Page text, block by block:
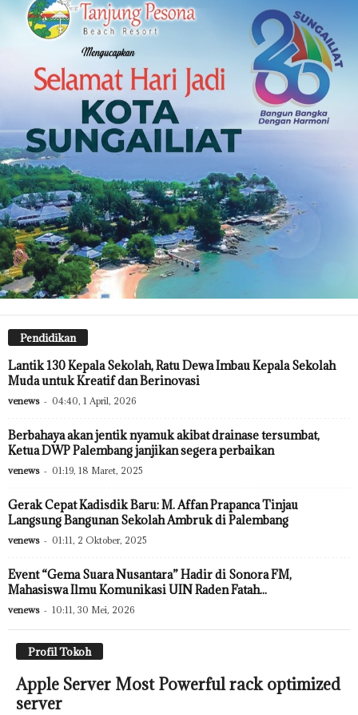
Pendidikan
Lantik 130 Kepala Sekolah, Ratu Dewa Imbau Kepala Sekolah
Muda untuk Kreatif dan Berinovasi
venews - 04:40, 1 April, 2026
Berbahaya akan jentik nyamuk akibat drainase tersumbat,
Ketua DWP Palembang janjikan segera perbaikan
venews - 01:19, 18 Maret, 2025
Gerak Cepat Kadisdik Baru: M. Affan Prapanca Tinjau
Langsung Bangunan Sekolah Ambruk di Palembang
venews - 01:11, 2 Oktober, 2025
Event “Gema Suara Nusantara” Hadir di Sonora FM,
Mahasiswa Ilmu Komunikasi UIN Raden Fatah...
venews - 10:11, 30 Mei, 2026
Profil Tokoh
Apple Server Most Powerful rack optimized
server